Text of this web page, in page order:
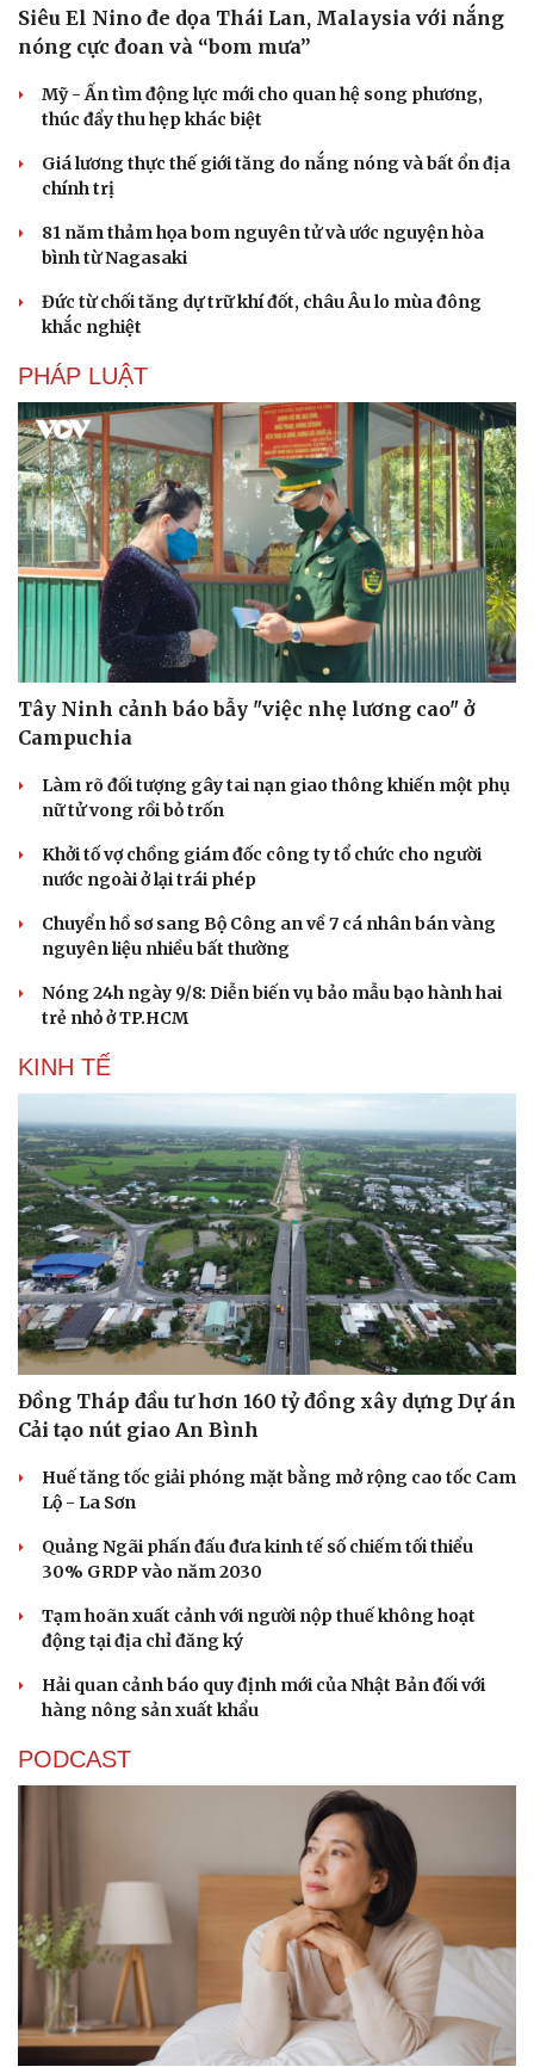
Du lịch
Tư vấn
Săn Tour
check-in
Podcast
Đọc truyện đêm khuya
Hạt giống tâm hồn
Siêu El Nino đe dọa Thái Lan, Malaysia với nắng
nóng cực đoan và “bom mưa”
Mỹ - Ấn tìm động lực mới cho quan hệ song phương,
thúc đẩy thu hẹp khác biệt
Giá lương thực thế giới tăng do nắng nóng và bất ổn địa
chính trị
81 năm thảm họa bom nguyên tử và ước nguyện hòa
bình từ Nagasaki
Đức từ chối tăng dự trữ khí đốt, châu Âu lo mùa đông
khắc nghiệt
PHÁP LUẬT
Tây Ninh cảnh báo bẫy "việc nhẹ lương cao" ở
Campuchia
Làm rõ đối tượng gây tai nạn giao thông khiến một phụ
nữ tử vong rồi bỏ trốn
Khởi tố vợ chồng giám đốc công ty tổ chức cho người
nước ngoài ở lại trái phép
Chuyển hồ sơ sang Bộ Công an về 7 cá nhân bán vàng
nguyên liệu nhiều bất thường
Nóng 24h ngày 9/8: Diễn biến vụ bảo mẫu bạo hành hai
trẻ nhỏ ở TP.HCM
KINH TẾ
Đồng Tháp đầu tư hơn 160 tỷ đồng xây dựng Dự án
Cải tạo nút giao An Bình
Huế tăng tốc giải phóng mặt bằng mở rộng cao tốc Cam
Lộ - La Sơn
Quảng Ngãi phấn đấu đưa kinh tế số chiếm tối thiểu
30% GRDP vào năm 2030
Tạm hoãn xuất cảnh với người nộp thuế không hoạt
động tại địa chỉ đăng ký
Hải quan cảnh báo quy định mới của Nhật Bản đối với
hàng nông sản xuất khẩu
PODCAST